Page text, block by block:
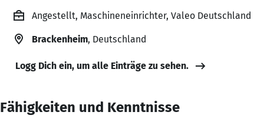
Angestellt, Maschineneinrichter, Valeo Deutschland
Brackenheim, Deutschland
Logg Dich ein, um alle Einträge zu sehen.
Fähigkeiten und Kenntnisse